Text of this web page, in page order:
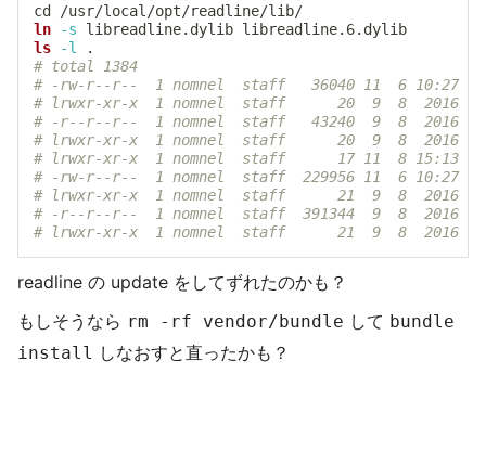
cd
ln
-s
ls
-l
.
# total 1384
# -rw-r--r--  1 nomnel  staff   36040 11  6 10:27
# lrwxr-xr-x  1 nomnel  staff      20  9  8  2016
# -r--r--r--  1 nomnel  staff   43240  9  8  2016
# lrwxr-xr-x  1 nomnel  staff      20  9  8  2016
# lrwxr-xr-x  1 nomnel  staff      17 11  8 15:13
# -rw-r--r--  1 nomnel  staff  229956 11  6 10:27
# lrwxr-xr-x  1 nomnel  staff      21  9  8  2016
# -r--r--r--  1 nomnel  staff  391344  9  8  2016
# lrwxr-xr-x  1 nomnel  staff      21  9  8  2016
readline の update をしてずれたのかも？
もしそうなら rm -rf vendor/bundle して bundle
install しなおすと直ったかも？